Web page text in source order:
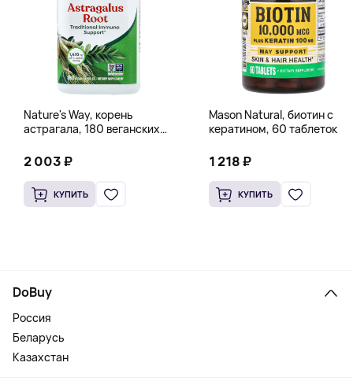
Nature's Way, корень
астрагала, 180 веганских
2 003 ₽
КУПИТЬ
Mason Natural, биотин с
кератином, 60 таблеток
1 218 ₽
КУПИТЬ
DoBuy
Россия
Беларусь
Казахстан